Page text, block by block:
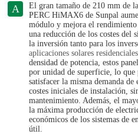
A
El gran tamaño de 210 mm de
PERC HiMAX6 de Sunpal
módulo y mejora el rendimiento
una reducción de los costes del
la inversión tanto para los
aplicaciones solares
densidad de potencia, estos
por unidad de superficie, lo que
satisfacer la misma demanda
costes iniciales de instalación,
mantenimiento. Además, el
la máxima producción de
económicos de los sistemas de
útil.